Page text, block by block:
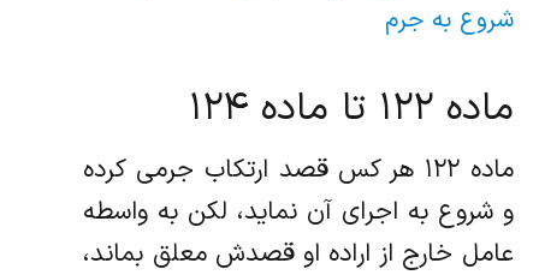
شروع به جرم
ماده ۱۲۲ تا ماده ۱۲۴
ماده ۱۲۲ هر کس قصد ارتکاب جرمی کرده
و شروع به اجرای آن نماید، لکن به واسطه
عامل خارج از اراده او قصدش معلق بماند،